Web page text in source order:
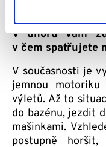
V únoru vám
v čem spatřujete
V současnosti je
jemnou
výletů. Až to
do bazénu, jezdit
mašinkami.
postupně horšit,